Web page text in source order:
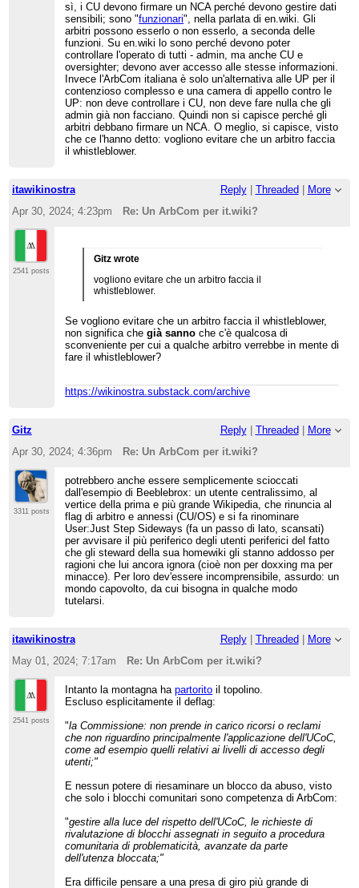
sopra.
sì, i CU devono firmare un NCA perché devono gestire dati
sensibili; sono "funzionari", nella parlata di en.wiki. Gli
arbitri possono esserlo o non esserlo, a seconda delle
funzioni. Su en.wiki lo sono perché devono poter
controllare l'operato di tutti - admin, ma anche CU e
oversighter; devono aver accesso alle stesse informazioni.
Invece l'ArbCom italiana è solo un'alternativa alle UP per il
contenzioso complesso e una camera di appello contro le
UP: non deve controllare i CU, non deve fare nulla che gli
admin già non facciano. Quindi non si capisce perché gli
arbitri debbano firmare un NCA. O meglio, si capisce, visto
che ce l'hanno detto: vogliono evitare che un arbitro faccia
il whistleblower.
itawikinostra Reply| Threaded
More
Apr 30, 2024; 4:23pm
Re: Un ArbCom per it.wiki?
2541 posts
Gitz wrote
vogliono evitare che un arbitro faccia il
whistleblower.
Se vogliono evitare che un arbitro faccia il whistleblower,
non significa chegià sanno che c'è qualcosa di
sconveniente per cui a qualche arbitro verrebbe in mente di
fare il whistleblower?
https://wikinostra.substack.com/archive
Gitz Reply| Threaded
More
Apr 30, 2024; 4:36pm
Re: Un ArbCom per it.wiki?
3311 posts
potrebbero anche essere semplicemente scioccati
dall'esempio di Beeblebrox: un utente centralissimo, al
vertice della prima e più grande Wikipedia, che rinuncia al
flag di arbitro e annessi (CU/OS) e si fa rinominare
User:Just Step Sideways (fa un passo di lato, scansati)
per avvisare il più periferico degli utenti periferici del fatto
che gli steward della sua homewiki gli stanno addosso per
ragioni che lui ancora ignora (cioè non per doxxing ma per
minacce). Per loro dev'essere incomprensibile, assurdo: un
mondo capovolto, da cui bisogna in qualche modo
tutelarsi.
itawikinostra Reply| Threaded
More
May 01, 2024; 7:17am
Re: Un ArbCom per it.wiki?
2541 posts
Intanto la montagna hapartorito il topolino.
Escluso esplicitamente il deflag:
"la Commissione: non prende in carico ricorsi o reclami
che non riguardino principalmente l'applicazione dell'UCoC,
come ad esempio quelli relativi ai livelli di accesso degli
utenti;"
E nessun potere di riesaminare un blocco da abuso, visto
che solo i blocchi comunitari sono competenza di ArbCom:
"gestire alla luce del rispetto dell'UCoC, le richieste di
rivalutazione di blocchi assegnati in seguito a procedura
comunitaria di problematicità, avanzate da parte
dell'utenza bloccata;"
Era difficile pensare a una presa di giro più grande di